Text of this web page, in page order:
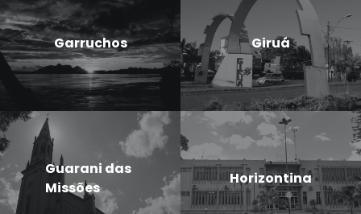
Garruchos Giruá
Guarani das
Missões
Horizontina